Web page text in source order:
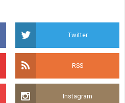
Twitter
RSS
Instagram